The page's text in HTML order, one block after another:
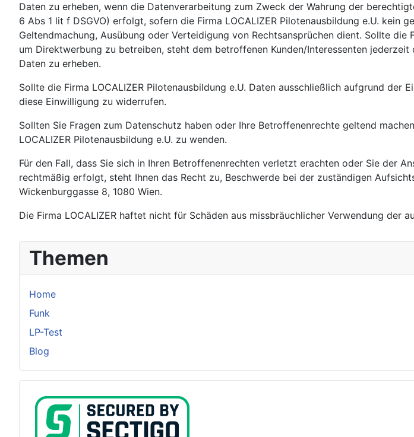
Daten zu erheben, wenn die Datenverarbeitung zum Zweck der Wahrung der
6 Abs 1 lit f DSGVO) erfolgt, sofern die Firma LOCALIZER Pilotenausbildung e.U. kein
Geltendmachung, Ausübung oder Verteidigung von Rechtsansprüchen dient. Sollte
um Direktwerbung zu betreiben, steht dem betroffenen Kunden/Interessenten
Daten zu erheben.
Sollte die Firma LOCALIZER Pilotenausbildung e.U. Daten ausschließlich aufgrund
diese Einwilligung zu widerrufen.
Sollten Sie Fragen zum Datenschutz haben oder Ihre Betroffenenrechte geltend
LOCALIZER Pilotenausbildung e.U. zu wenden.
Für den Fall, dass Sie sich in Ihren Betroffenenrechten verletzt erachten oder Sie der
rechtmäßig erfolgt, steht Ihnen das Recht zu, Beschwerde bei der zuständigen
Wickenburggasse 8, 1080 Wien.
Die Firma LOCALIZER haftet nicht für Schäden aus missbräuchlicher Verwendung
Themen
Home
Funk
LP-Test
Blog